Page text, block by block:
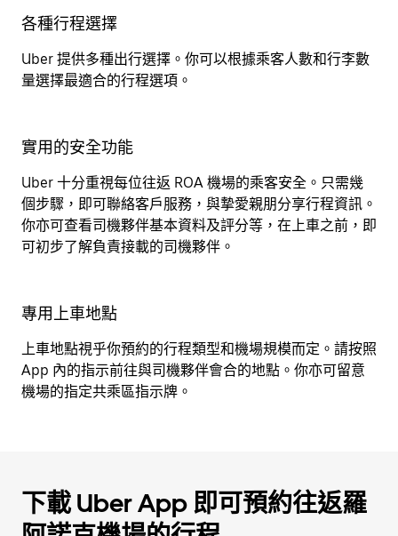
各種行程選擇
Uber 提供多種出行選擇。你可以根據乘客人數和行李數
量選擇最適合的行程選項。
實用的安全功能
Uber 十分重視每位往返 ROA 機場的乘客安全。只需幾
個步驟，即可聯絡客戶服務，與摯愛親朋分享行程資訊。
你亦可查看司機夥伴基本資料及評分等，在上車之前，即
可初步了解負責接載的司機夥伴。
專用上車地點
上車地點視乎你預約的行程類型和機場規模而定。請按照
App 內的指示前往與司機夥伴會合的地點。你亦可留意
機場的指定共乘區指示牌。
下載 Uber App 即可預約往返羅